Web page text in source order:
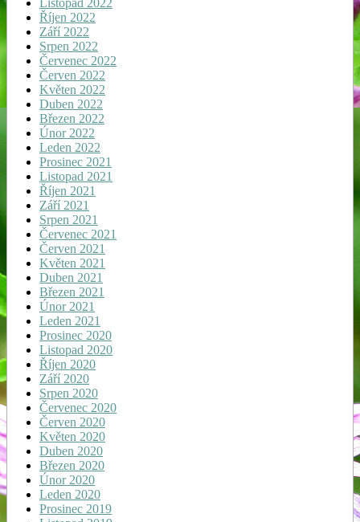
Listopad 2022
Říjen 2022
Září 2022
Srpen 2022
Červenec 2022
Červen 2022
Květen 2022
Duben 2022
Březen 2022
Únor 2022
Leden 2022
Prosinec 2021
Listopad 2021
Říjen 2021
Září 2021
Srpen 2021
Červenec 2021
Červen 2021
Květen 2021
Duben 2021
Březen 2021
Únor 2021
Leden 2021
Prosinec 2020
Listopad 2020
Říjen 2020
Září 2020
Srpen 2020
Červenec 2020
Červen 2020
Květen 2020
Duben 2020
Březen 2020
Únor 2020
Leden 2020
Prosinec 2019